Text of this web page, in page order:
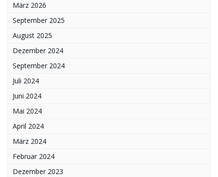
März 2026
September 2025
August 2025
Dezember 2024
September 2024
Juli 2024
Juni 2024
Mai 2024
April 2024
März 2024
Februar 2024
Dezember 2023